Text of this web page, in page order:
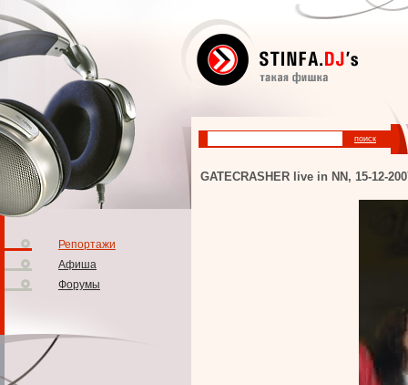
Репортажи
Афиша
Форумы
GATECRASHER live in NN, 15-12-